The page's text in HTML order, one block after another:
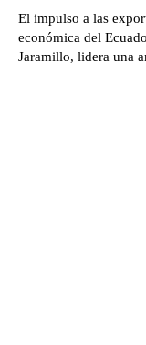
El impulso a las
económica del
Jaramillo, lidera una